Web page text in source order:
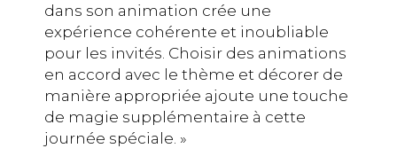
dans son animation crée une
expérience cohérente et inoubliable
pour les invités. Choisir des animations
en accord avec le thème et décorer de
manière appropriée ajoute une touche
de magie supplémentaire à cette
journée spéciale. »